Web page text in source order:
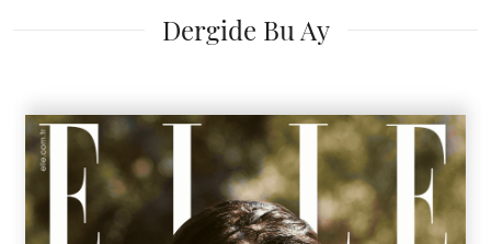
Dergide Bu Ay